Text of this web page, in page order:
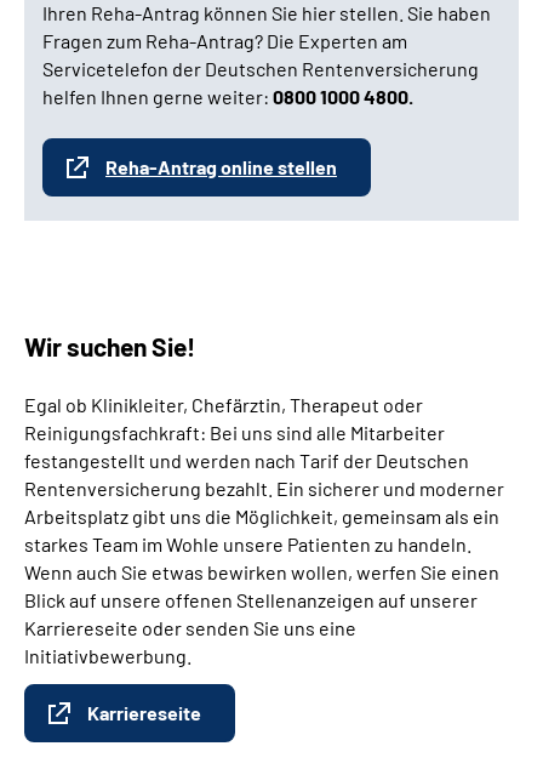
Ihren Reha-Antrag können Sie hier stellen. Sie haben
Fragen zum Reha-Antrag? Die Experten am
Servicetelefon der Deutschen Rentenversicherung
helfen Ihnen gerne weiter: 0800 1000 4800.
Reha-Antrag online stellen
Wir suchen Sie!
Egal ob Klinikleiter, Chefärztin, Therapeut oder
Reinigungsfachkraft: Bei uns sind alle Mitarbeiter
festangestellt und werden nach Tarif der Deutschen
Rentenversicherung bezahlt. Ein sicherer und moderner
Arbeitsplatz gibt uns die Möglichkeit, gemeinsam als ein
starkes Team im Wohle unsere Patienten zu handeln.
Wenn auch Sie etwas bewirken wollen, werfen Sie einen
Blick auf unsere offenen Stellenanzeigen auf unserer
Karriereseite oder senden Sie uns eine
Initiativbewerbung.
Karriereseite